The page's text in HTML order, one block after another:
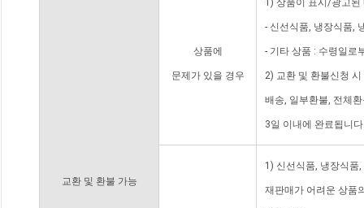
교환 및 환불 가능
상품에
문제가 있을 경우
1) 상품이 표시/광고된
- 신선식품, 냉장식품,
- 기타 상품 : 수령일로
2) 교환 및 환불신청
배송, 일부환불, 전체
3일 이내에 완료됩니
1) 신선식품, 냉장식품
재판매가 어려운 상품